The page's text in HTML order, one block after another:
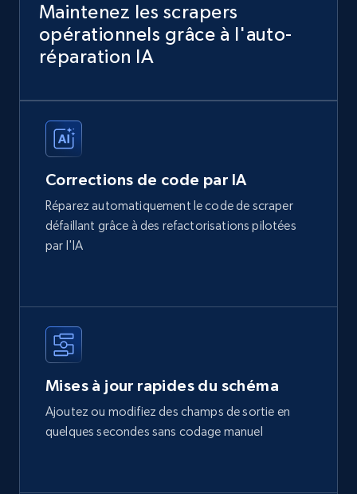
Maintenez les scrapers
opérationnels grâce à l'auto-
réparation IA
Corrections de code par IA
Réparez automatiquement le code de scraper
défaillant grâce à des refactorisations pilotées
par l'IA
Mises à jour rapides du schéma
Ajoutez ou modifiez des champs de sortie en
quelques secondes sans codage manuel